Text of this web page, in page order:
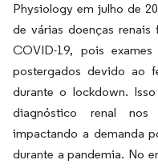
Physiology em julho de
de várias doenças
COVID-19, pois
postergados devido ao
durante o lockdown.
diagnóstico renal
impactando a demanda
durante a pandemia. No